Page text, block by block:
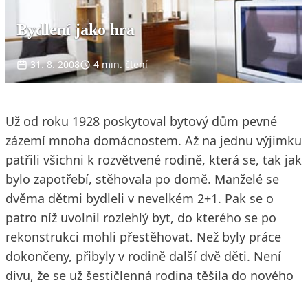
Bydlení jako hra
31. 8. 2008 4 min. čtení
Už od roku 1928 poskytoval bytový dům pevné
zázemí mnoha domácnostem. Až na jednu výjimku
patřili všichni k rozvětvené rodině, která se, tak jak
bylo zapotřebí, stěhovala po domě. Manželé se
dvěma dětmi bydleli v nevelkém 2+1. Pak se o
patro níž uvolnil rozlehlý byt, do kterého se po
rekonstrukci mohli přestěhovat. Než byly práce
dokončeny, přibyly v rodině další dvě děti. Není
divu, že se už šestičlenná rodina těšila do nového